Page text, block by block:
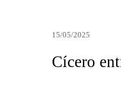
15/05/2025
Cícero